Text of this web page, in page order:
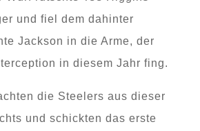
und fiel dem dahinter
Jackson in die Arme, der
in diesem Jahr fing.
die Steelers aus dieser
und schickten das erste